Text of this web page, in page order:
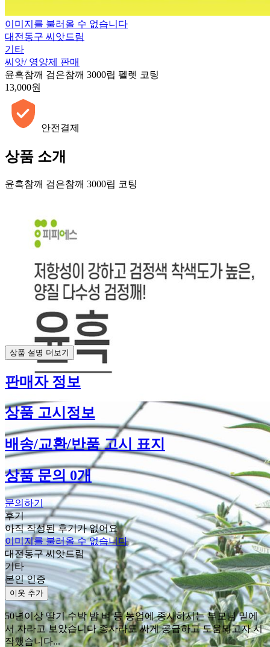
이미지를 불러올 수 없습니다
대전동구 씨앗드림
기타
씨앗/ 영양제 판매
윤흑참깨 검은참깨 3000립 펠렛 코팅
13,000원
안전결제
상품 소개
윤흑참깨 검은참깨 3000립 코팅
상품 설명 더보기
판매자 정보
상품 고시정보
배송/교환/반품 고시 표지
상품 문의 0개
문의하기
후기
아직 작성된 후기가 없어요
이미지를 불러올 수 없습니다
대전동구 씨앗드림
기타
본인 인증
이웃 추가
50년이상 딸기 수박 밤 벼 등 농업에 종사하시는 부모님 밑에
서 자라고 보았습니다 종자라도 싸게 공급하고 도움되고자 시
작했습니다...